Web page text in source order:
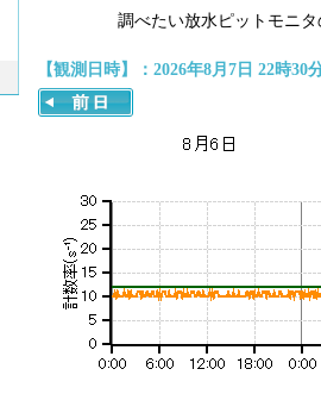
調べたい放水ピットモニ
【観測日時】：2026年8月7日 22時30